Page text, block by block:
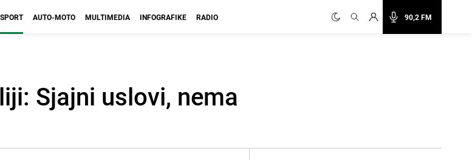
90,2 FM
SPORT AUTO-MOTO MULTIMEDIA INFOGRAFIKE RADIO
Sjajni uslovi, nema